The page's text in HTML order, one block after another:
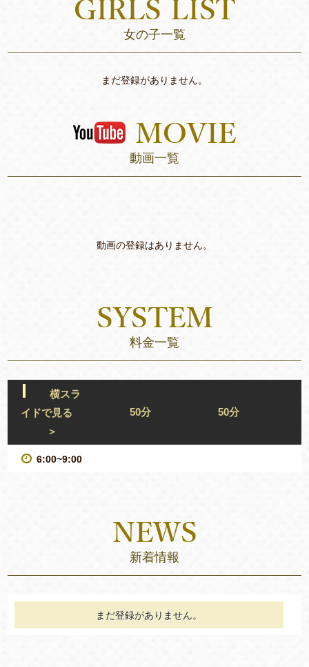
女の子一覧
まだ登録がありません。
動画一覧
動画の登録はありません。
料金一覧
横スラ
イドで見る
＞
50分 50分
6:00~9:00
新着情報
まだ登録がありません。